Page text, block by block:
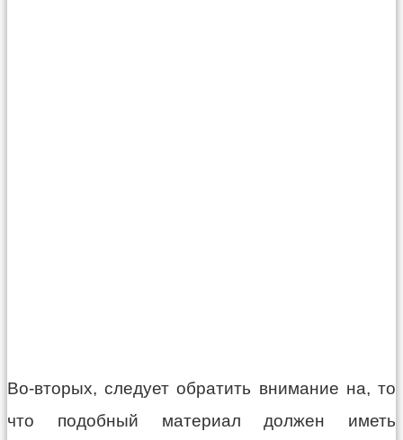
Во-вторых, следует обратить внимание на, то
что подобный материал должен иметь